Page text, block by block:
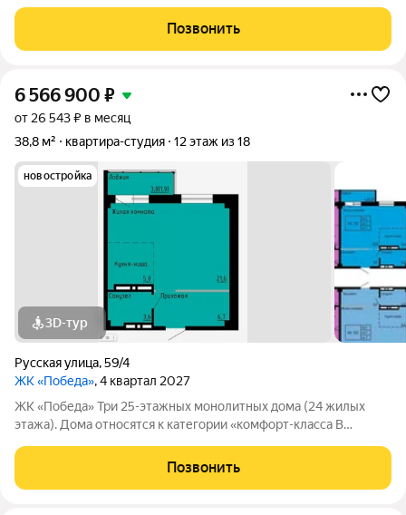
соответствует высоким стандартам качества жизни,
комфортного времяпрепровождения. Так же в
Позвонить
6 566 900 ₽
от 26 543 ₽ в месяц
38,8 м²
квартира-студия 12 этаж из 18
новостройка
3D-тур
Русская улица,59/4
ЖК «Победа», 4 квартал 2027
ЖК «Победа» Три 25-этажных монолитных дома (24 жилых
этажа). Дома относятся к категории «комфорт-класса В
свободной планировкой площадью от 23 до 61 квадратных
метров. Предусмотрены помещения под
Позвонить